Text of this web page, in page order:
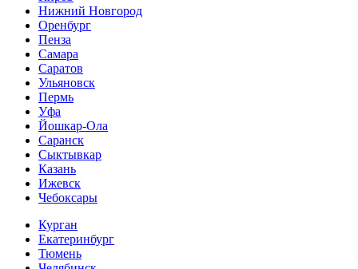
Нижний Новгород
Оренбург
Пенза
Самара
Саратов
Ульяновск
Пермь
Уфа
Йошкар-Ола
Саранск
Сыктывкар
Казань
Ижевск
Чебоксары
Курган
Екатеринбург
Тюмень